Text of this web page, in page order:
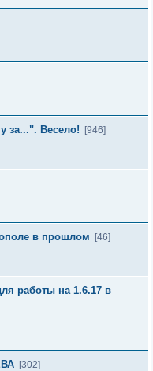
за...". Весело!
[946]
в прошлом
[46]
работы на 1.6.17 в
[302]